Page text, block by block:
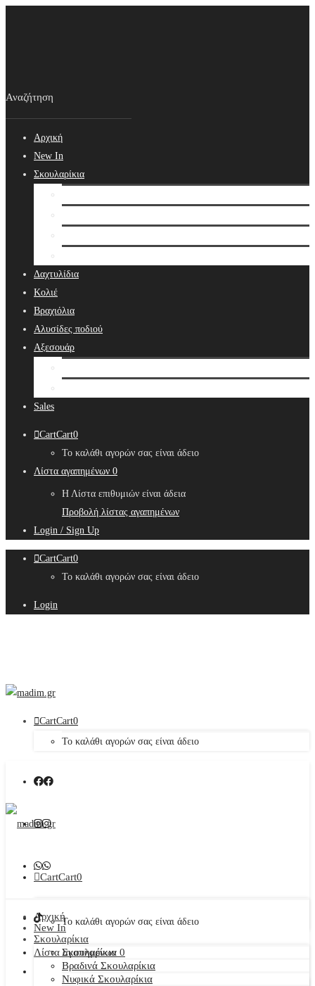
Αρχική
New In
Σκουλαρίκια
Δαχτυλίδια
Κολιέ
Βραχιόλια
Αλυσίδες ποδιού
Αξεσουάρ
Sales
CartCart0
Το καλάθι αγορών σας είναι άδειο
Λίστα αγαπημένων 0
Η Λίστα επιθυμιών είναι άδεια
Προβολή λίστας αγαπημένων
Login / Sign Up
CartCart0
Το καλάθι αγορών σας είναι άδειο
Login
CartCart0
Το καλάθι αγορών σας είναι άδειο
CartCart0
Το καλάθι αγορών σας είναι άδειο
Λίστα αγαπημένων 0
Αρχική
New In
Σκουλαρίκια
Σκουλαρίκια
Βραδινά Σκουλαρίκια
Νυφικά Σκουλαρίκια